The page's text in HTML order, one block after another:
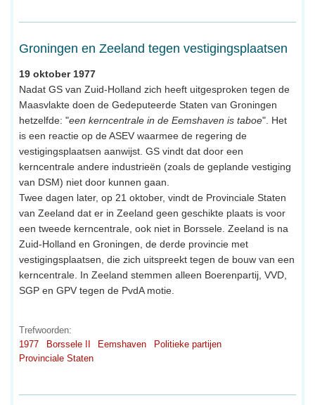
Groningen en Zeeland tegen vestigingsplaatsen
19 oktober 1977
Nadat GS van Zuid-Holland zich heeft uitgesproken tegen de
Maasvlakte doen de Gedeputeerde Staten van Groningen
hetzelfde: "een kerncentrale in de Eemshaven is taboe". Het
is een reactie op de ASEV waarmee de regering de
vestigingsplaatsen aanwijst. GS vindt dat door een
kerncentrale andere industrieën (zoals de geplande vestiging
van DSM) niet door kunnen gaan.
Twee dagen later, op 21 oktober, vindt de Provinciale Staten
van Zeeland dat er in Zeeland geen geschikte plaats is voor
een tweede kerncentrale, ook niet in Borssele. Zeeland is na
Zuid-Holland en Groningen, de derde provincie met
vestigingsplaatsen, die zich uitspreekt tegen de bouw van een
kerncentrale. In Zeeland stemmen alleen Boerenpartij, VVD,
SGP en GPV tegen de PvdA motie.
Trefwoorden:
1977
Borssele II Eemshaven
Politieke partijen
Provinciale Staten